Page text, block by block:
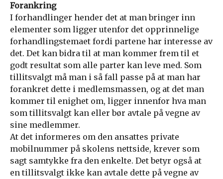
Forankring
I forhandlinger hender det at man bringer inn
elementer som ligger utenfor det opprinnelige
forhandlingstemaet fordi partene har interesse av
det. Det kan bidra til at man kommer frem til et
godt resultat som alle parter kan leve med. Som
tillitsvalgt må man i så fall passe på at man har
forankret dette i medlemsmassen, og at det man
kommer til enighet om, ligger innenfor hva man
som tillitsvalgt kan eller bør avtale på vegne av
sine medlemmer.
At det informeres om den ansattes private
mobilnummer på skolens nettside, krever som
sagt samtykke fra den enkelte. Det betyr også at
en tillitsvalgt ikke kan avtale dette på vegne av